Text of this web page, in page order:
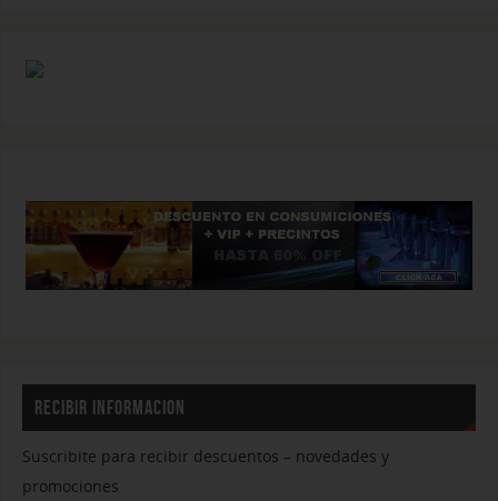
RECIBIR INFORMACION
Suscribite para recibir descuentos – novedades y
promociones